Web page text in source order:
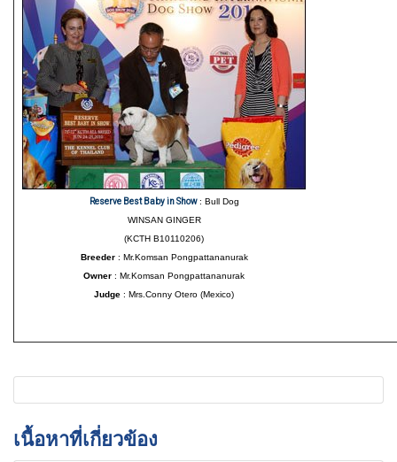
Reserve Best Baby in Show: Bull Dog
WINSAN GINGER
(KCTH B10110206)
Breeder: Mr.Komsan Pongpattananurak
Owner : Mr.Komsan Pongpattananurak
Judge : Mrs.Conny Otero (Mexico)
เนื้อหาที่เกี่ยวข้อง